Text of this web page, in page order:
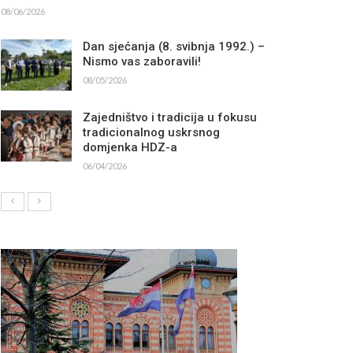
08/06/2026
Dan sjećanja (8. svibnja 1992.) –
Nismo vas zaboravili!
08/05/2026
Zajedništvo i tradicija u fokusu
tradicionalnog uskrsnog
domjenka HDZ-a
06/04/2026